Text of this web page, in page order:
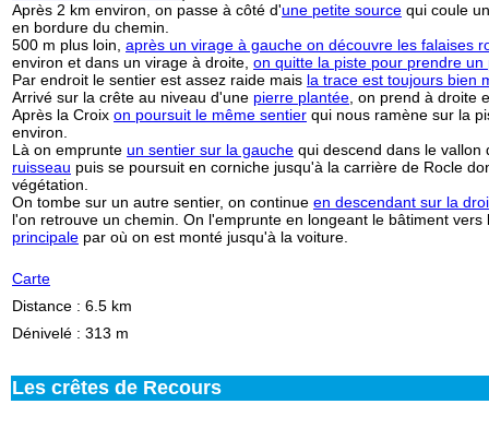
Après 2 km environ, on passe à côté d'une petite source qui coule
en bordure du chemin.
500 m plus loin, après un virage à gauche on découvre les falaises
environ et dans un virage à droite, on quitte la piste pour prendre un
Par endroit le sentier est assez raide mais la trace est toujours bien
Arrivé sur la crête au niveau d'une pierre plantée , on prend à
Après la Croix on poursuit le même sentier qui nous ramène sur la
environ.
Là on emprunte un sentier sur la gauche qui descend dans le vallon
ruisseau puis se poursuit en corniche jusqu'à la carrière de Rocle
végétation.
On tombe sur un autre sentier, on continue en descendant sur la
l'on retrouve un chemin. On l'emprunte en longeant le bâtiment
principale par où on est monté jusqu'à la voiture.
Carte
Distance : 6.5 km
Dénivelé : 313 m
Les crêtes de Recours